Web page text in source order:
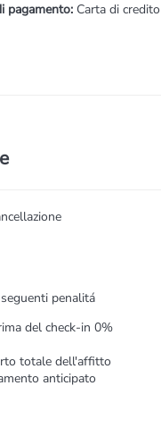
pagamento: Carta di credito
penalitá
del check-in 0%
totale dell'affitto
anticipato